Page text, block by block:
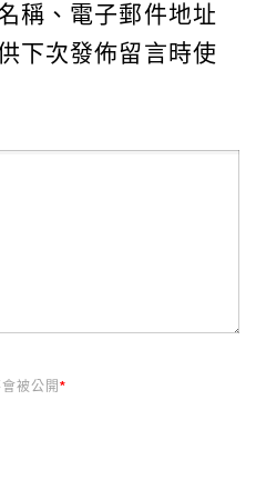
稱、電子郵件地址
下次發佈留言時使
被公開*